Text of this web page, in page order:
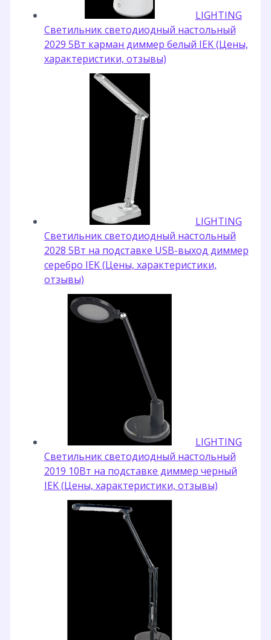
LIGHTING
Светильник светодиодный настольный
2029 5Вт карман диммер белый IEK (Цены,
характеристики, отзывы)
LIGHTING
Светильник светодиодный настольный
2028 5Вт на подставке USB-выход диммер
серебро IEK (Цены, характеристики,
отзывы)
LIGHTING
Светильник светодиодный настольный
2019 10Вт на подставке диммер черный
IEK (Цены, характеристики, отзывы)